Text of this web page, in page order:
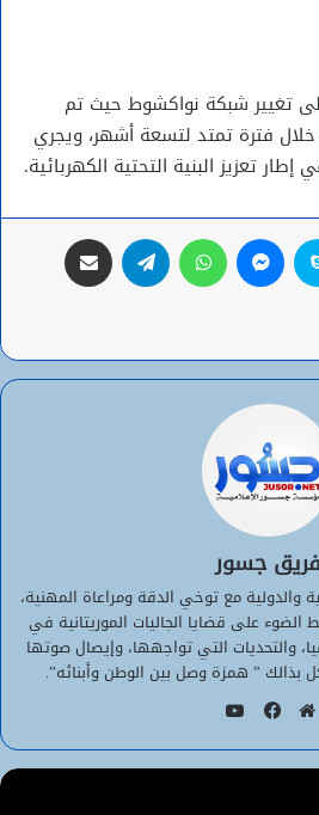
تغيير شبكة نواكشوط حيث تم
خلال فترة تمتد لتسعة أشهر، ويجري
تعزيز البنية التحتية الكهربائية.
سكايب ماسنجر واتساب تيلقرام
فريق جسور
والدولية مع توخي الدقة ومراعاة المهنية،
على قضايا الجاليات الموريتانية في
والتحديات التي تواجهها، وإيصال صوتها
بذالك ” همزة وصل بين الوطن وأبنائه”.
الويب